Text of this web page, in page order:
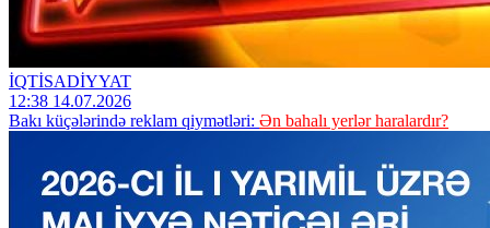
İQTİSADİYYAT
12:38 14.07.2026
Bakı küçələrində reklam qiymətləri: Ən bahalı yerlər haralardır?